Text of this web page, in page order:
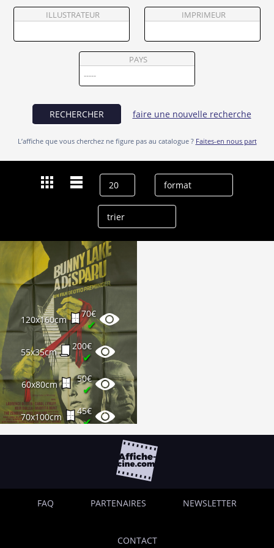
Vendre
ILLUSTRATEUR IMPRIMEUR
PAYS
RECHERCHER faire une nouvelle recherche
L’affiche que vous cherchez ne figure pas au catalogue ? Faites-en nous part
120x160cm
70€
✔
55x35cm
200€
✔
60x80cm
50€
✔
70x100cm
45€
✔
FAQ PARTENAIRES NEWSLETTER
CONTACT